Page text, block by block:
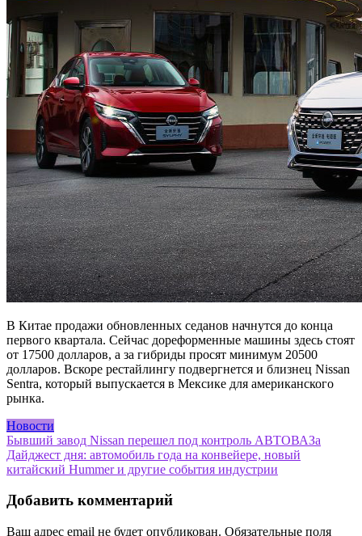
В Китае продажи обновленных седанов начнутся до конца
первого квартала. Сейчас дореформенные машины здесь стоят
от 17500 долларов, а за гибриды просят минимум 20500
долларов. Вскоре рестайлингу подвергнется и близнец Nissan
Sentra, который выпускается в Мексике для американского
рынка.
Новости
Навигация
по
Бывший завод Nissan перешел под контроль АВТОВАЗа
Дайджест дня: автомобиль года на конвейере, новый
китайский Hummer и другие события индустрии
Добавить комментарий
Ваш адрес email не будет опубликован. Обязательные поля